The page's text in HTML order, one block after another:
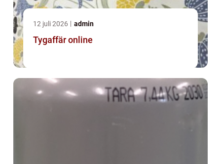
12 juli 2026 admin
Tygaffär online